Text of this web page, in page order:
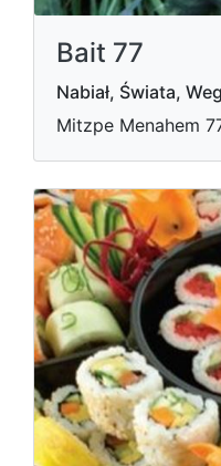
Bait 77
Nabiał, Świata,
Mitzpe Menahem